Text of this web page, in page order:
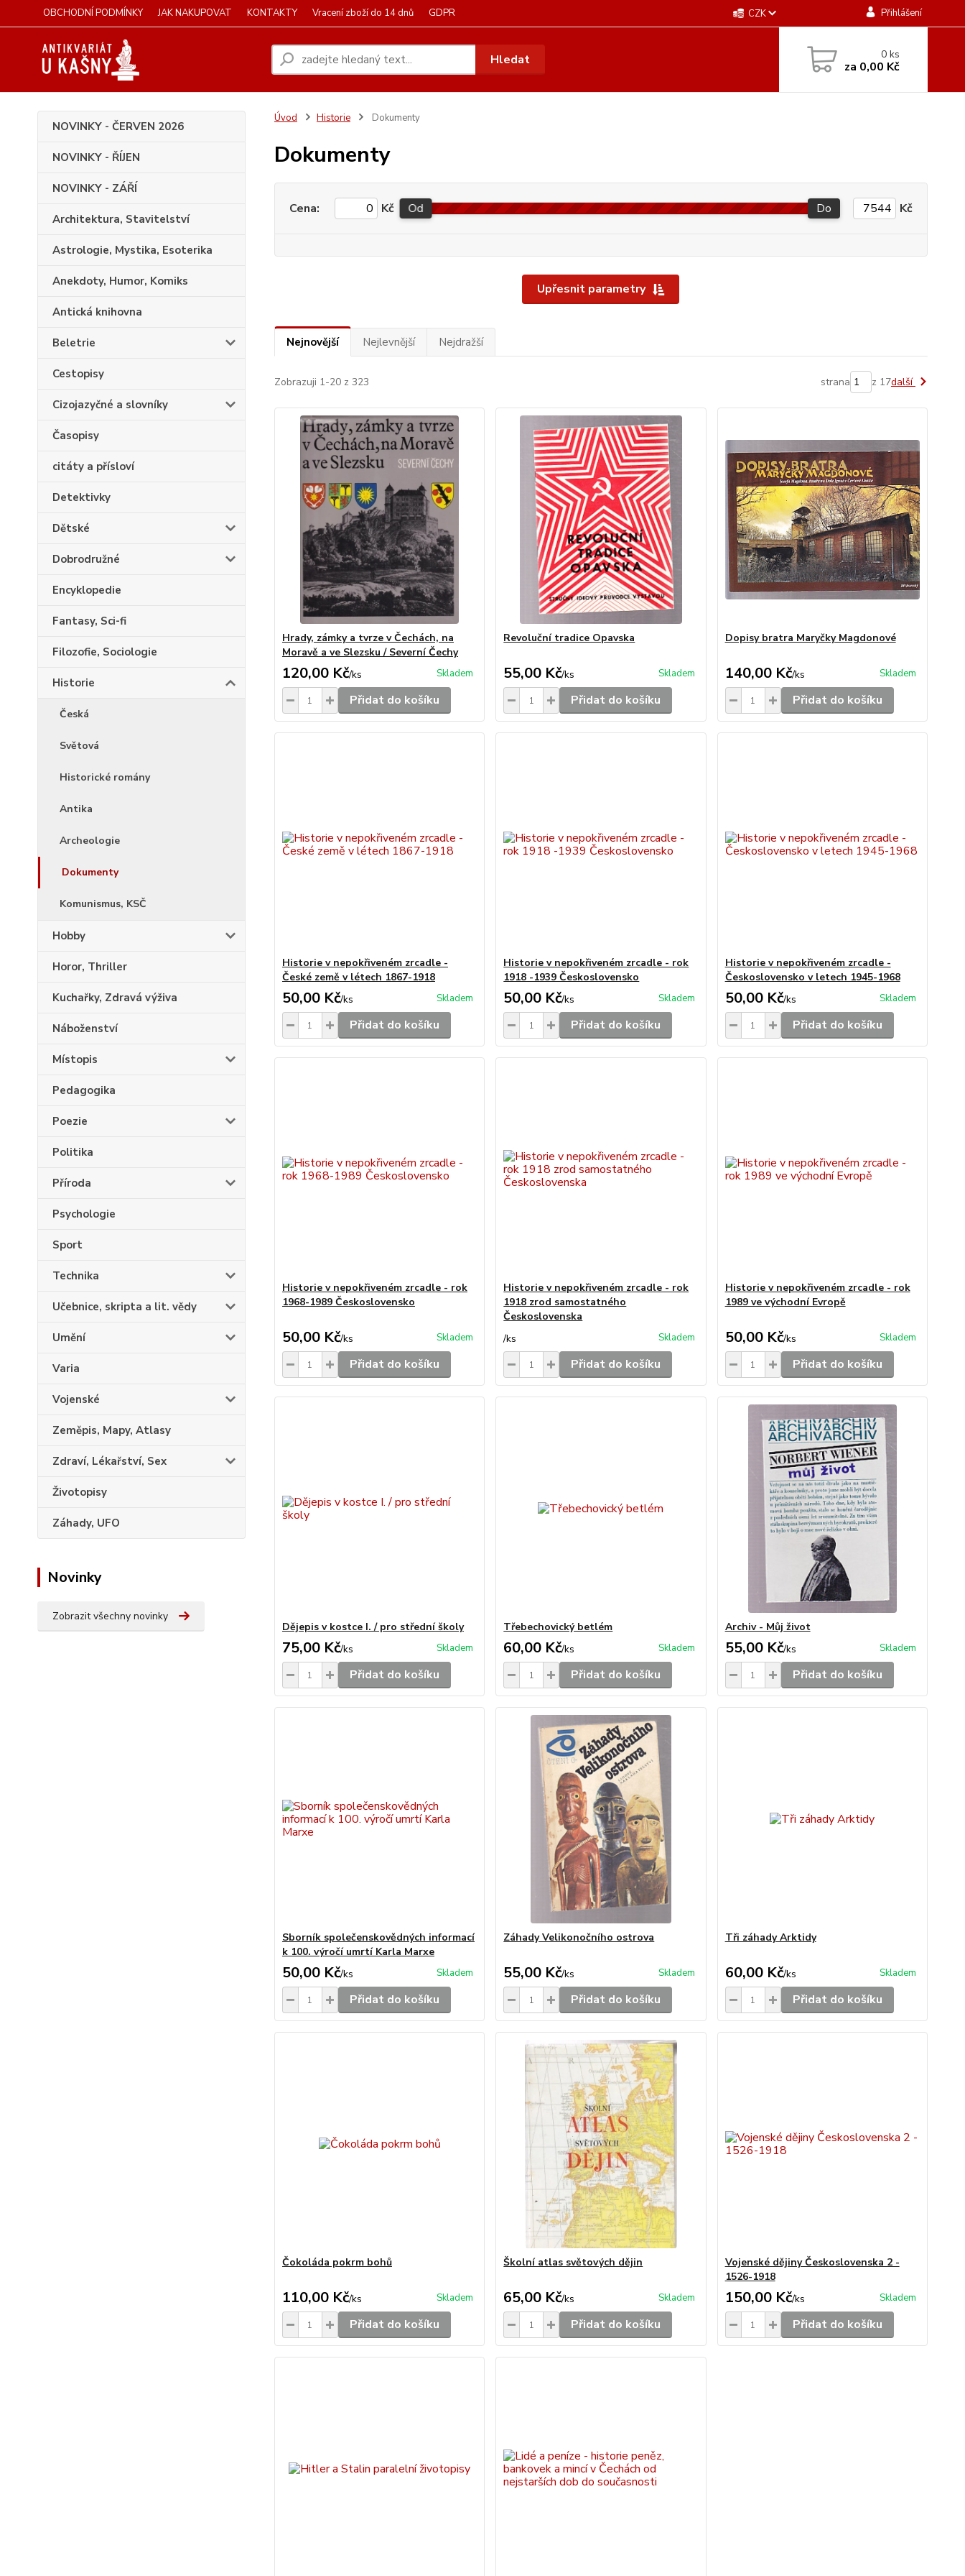
OBCHODNÍ PODMÍNKY JAK NAKUPOVAT KONTAKTY Vracení zboží do 14 dnů GDPR CZK Přihlášení
Hledat 0ks
za 0,00 Kč
NOVINKY - ČERVEN 2026
NOVINKY - ŘÍJEN
NOVINKY - ZÁŘÍ
Architektura, Stavitelství
Astrologie, Mystika, Esoterika
Anekdoty, Humor, Komiks
Antická knihovna
Beletrie
Cestopisy
Cizojazyčné a slovníky
Časopisy
citáty a přísloví
Detektivky
Dětské
Dobrodružné
Encyklopedie
Fantasy, Sci-fi
Filozofie, Sociologie
Historie
Česká
Světová
Historické romány
Antika
Archeologie
Dokumenty
Komunismus, KSČ
Hobby
Horor, Thriller
Kuchařky, Zdravá výživa
Náboženství
Místopis
Pedagogika
Poezie
Politika
Příroda
Psychologie
Sport
Technika
Učebnice, skripta a lit. vědy
Umění
Varia
Vojenské
Zeměpis, Mapy, Atlasy
Zdraví, Lékařství, Sex
Životopisy
Záhady, UFO
Novinky
Zobrazit všechny novinky
Úvod Historie Dokumenty
Dokumenty
Upřesnit parametry
Cena: Kč Od Do Kč
Nejnovější Nejlevnější Nejdražší
Zobrazuji 1-20 z 323 strana z 17další
Hrady, zámky a tvrze v Čechách, na
Moravě a ve Slezsku / Severní Čechy
120,00 Kč/ks Skladem
Přidat do košíku
Revoluční tradice Opavska
55,00 Kč/ks Skladem
Přidat do košíku
Dopisy bratra Maryčky Magdonové
140,00 Kč/ks Skladem
Přidat do košíku
Historie v nepokřiveném zrcadle -
České země v létech 1867-1918
50,00 Kč/ks Skladem
Přidat do košíku
Historie v nepokřiveném zrcadle - rok
1918 -1939 Československo
50,00 Kč/ks Skladem
Přidat do košíku
Historie v nepokřiveném zrcadle -
Československo v letech 1945-1968
50,00 Kč/ks Skladem
Přidat do košíku
Historie v nepokřiveném zrcadle - rok
1968-1989 Československo
50,00 Kč/ks Skladem
Přidat do košíku
Historie v nepokřiveném zrcadle - rok
1918 zrod samostatného
Československa
/ks Skladem
Přidat do košíku
Historie v nepokřiveném zrcadle - rok
1989 ve východní Evropě
50,00 Kč/ks Skladem
Přidat do košíku
Dějepis v kostce I. / pro střední školy
75,00 Kč/ks Skladem
Přidat do košíku
Třebechovický betlém
60,00 Kč/ks Skladem
Přidat do košíku
Archiv - Můj život
55,00 Kč/ks Skladem
Přidat do košíku
Sborník společenskovědných informací
k 100. výročí umrtí Karla Marxe
50,00 Kč/ks Skladem
Přidat do košíku
Záhady Velikonočního ostrova
55,00 Kč/ks Skladem
Přidat do košíku
Tři záhady Arktidy
60,00 Kč/ks Skladem
Přidat do košíku
Čokoláda pokrm bohů
110,00 Kč/ks Skladem
Přidat do košíku
Školní atlas světových dějin
65,00 Kč/ks Skladem
Přidat do košíku
Vojenské dějiny Československa 2 -
1526-1918
150,00 Kč/ks Skladem
Přidat do košíku